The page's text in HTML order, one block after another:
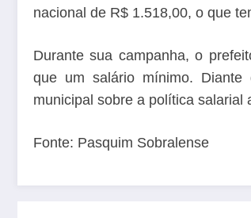
nacional de R$ 1.518,00, o que
Durante sua campanha, o
que um salário mínimo. Diante
municipal sobre a política salarial
Fonte: Pasquim Sobralense